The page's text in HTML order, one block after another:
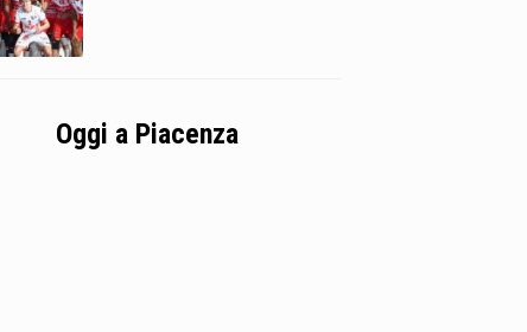
Oggi a Piacenza